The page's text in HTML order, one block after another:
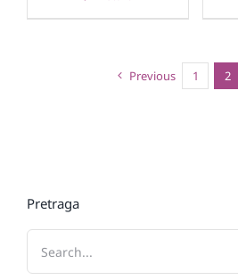
Previous 1 2
Pretraga